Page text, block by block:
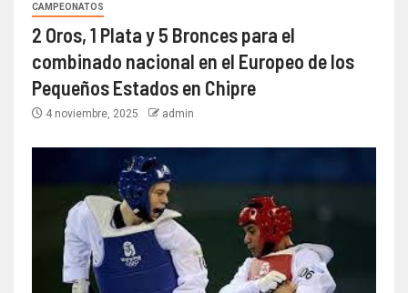
CAMPEONATOS
2 Oros, 1 Plata y 5 Bronces para el
combinado nacional en el Europeo de los
Pequeños Estados en Chipre
4 noviembre, 2025 admin